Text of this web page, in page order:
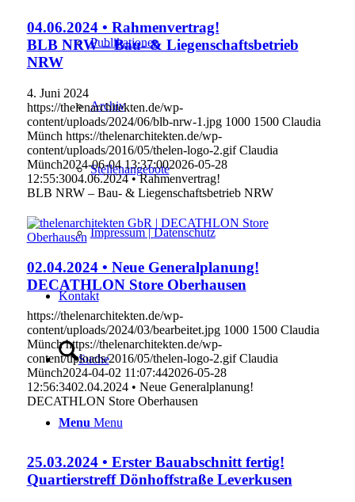
Publikationen
Archiv
Stellenangebote
Impressum | Datenschutz
Kontakt
Suche
Menu Menu
04.06.2024 • Rahmenvertrag!
BLB NRW – Bau- & Liegenschaftsbetrieb
NRW
4. Juni 2024
https://thelenarchitekten.de/wp-
content/uploads/2024/06/blb-nrw-1.jpg 1000 1500 Claudia
Münch https://thelenarchitekten.de/wp-
content/uploads/2016/05/thelen-logo-2.gif Claudia
Münch2024-06-04 13:37:002026-05-28
12:55:3004.06.2024 • Rahmenvertrag!
BLB NRW – Bau- & Liegenschaftsbetrieb NRW
02.04.2024 • Neue Generalplanung!
DECATHLON Store Oberhausen
https://thelenarchitekten.de/wp-
content/uploads/2024/03/bearbeitet.jpg 1000 1500 Claudia
Münch https://thelenarchitekten.de/wp-
content/uploads/2016/05/thelen-logo-2.gif Claudia
Münch2024-04-02 11:07:442026-05-28
12:56:3402.04.2024 • Neue Generalplanung!
DECATHLON Store Oberhausen
25.03.2024 • Erster Bauabschnitt fertig!
Quartierstreff Dönhoffstraße Leverkusen